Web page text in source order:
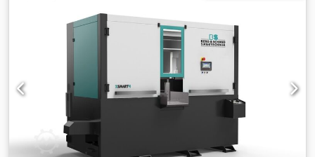
and cast iron machine base • Ball bearing rotary table •
Hydraulic brake cylinder • Large, robust material support •
Automatic coolant system • Worm gear running in oil bath •
Enclosed saw frame • Adjustable ball bearing guides • Tool
compartment – base door • Cutting monitoring via
ammeter Csdpfer Ik Sqox Ai Aorf • Adjustable feed
pressure control • Infeed side support roller • Machine
stand (supplied disassembled) GBS 250 Super AutoCut 3-
Step System: I. Automatic saw frame lowering via hydraulic